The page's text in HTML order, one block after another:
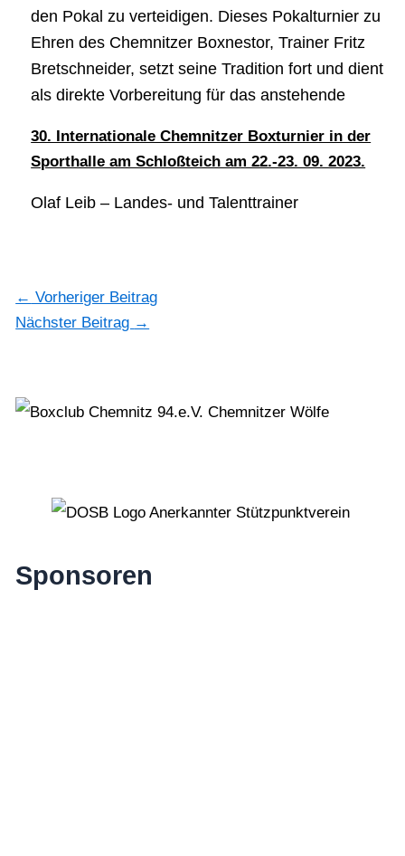
Sponsoren
den Pokal zu verteidigen. Dieses Pokalturnier zu
Ehren des Chemnitzer Boxnestor, Trainer Fritz
Bretschneider, setzt seine Tradition fort und dient
als direkte Vorbereitung für das anstehende
30. Internationale Chemnitzer Boxturnier in der
Sporthalle am Schloßteich am 22.-23. 09. 2023.
Olaf Leib – Landes- und Talenttrainer
← Vorheriger Beitrag
Nächster Beitrag →